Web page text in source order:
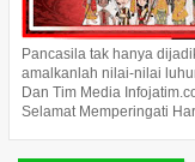
Pancasila tak hanya
amalkanlah nilai-nilai
Dan Tim Media
Selamat Memperingati